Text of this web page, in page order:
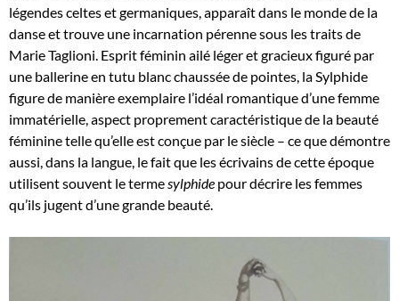
légendes celtes et germaniques, apparaît dans le monde de la
danse et trouve une incarnation pérenne sous les traits de
Marie Taglioni. Esprit féminin ailé léger et gracieux figuré par
une ballerine en tutu blanc chaussée de pointes, la Sylphide
figure de manière exemplaire l’idéal romantique d’une femme
immatérielle, aspect proprement caractéristique de la beauté
féminine telle qu’elle est conçue par le siècle – ce que démontre
aussi, dans la langue, le fait que les écrivains de cette époque
utilisent souvent le termesylphide pour décrire les femmes
qu’ils jugent d’une grande beauté.